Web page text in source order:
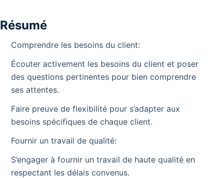
Résumé
Comprendre les besoins du client:
Écouter activement les besoins du client et poser
des questions pertinentes pour bien comprendre
ses attentes.
Faire preuve de flexibilité pour s’adapter aux
besoins spécifiques de chaque client.
Fournir un travail de qualité:
S’engager à fournir un travail de haute qualité en
respectant les délais convenus.